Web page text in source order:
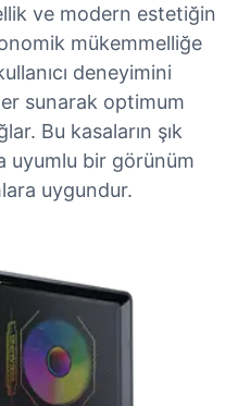
ve modern estetiğin
mükemmelliğe
deneyimini
sunarak optimum
Bu kasaların şık
uyumlu bir görünüm
uygundur.